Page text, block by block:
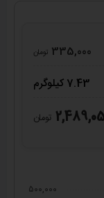
335,000 تومان
7.43 کیلوگرم
تومان
۵۰۰,۰۰۰